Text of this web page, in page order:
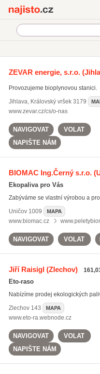
ZEVAR energie, s.r.o.
Provozujeme bioplynovou stanici.
Jihlava, Královský vršek 3179
www.zevar.cz/cs/o-nas
NAVIGOVAT
VOLAT
NAPIŠTE NÁM
BIOMAC Ing.Černý s.r.o.
Ekopaliva pro Vás
Zabýváme se vlastní výrobou a
Uničov1009 MAPA
www.biomac.cz
NAVIGOVAT VOLAT
Jiří Raisigl(Zlechov)
Eto-raso
Nabízíme prodej ekologických
Zlechov143 MAPA
www.eto-ra.webnode.cz
NAVIGOVAT
VOLAT
NAPIŠTE NÁM